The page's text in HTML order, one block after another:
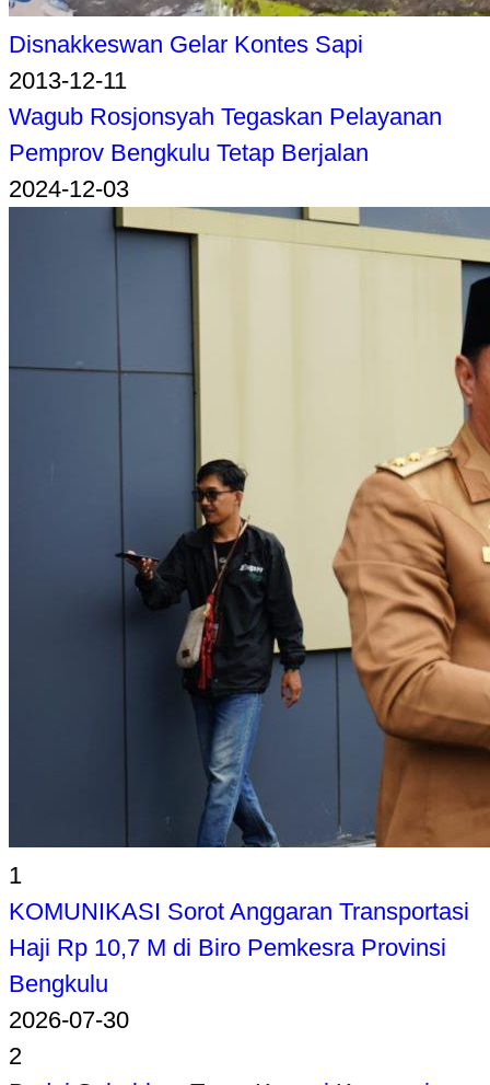
Disnakkeswan Gelar Kontes Sapi
2013-12-11
Wagub Rosjonsyah Tegaskan Pelayanan
Pemprov Bengkulu Tetap Berjalan
2024-12-03
1
KOMUNIKASI Sorot Anggaran Transportasi
Haji Rp 10,7 M di Biro Pemkesra Provinsi
Bengkulu
2026-07-30
2